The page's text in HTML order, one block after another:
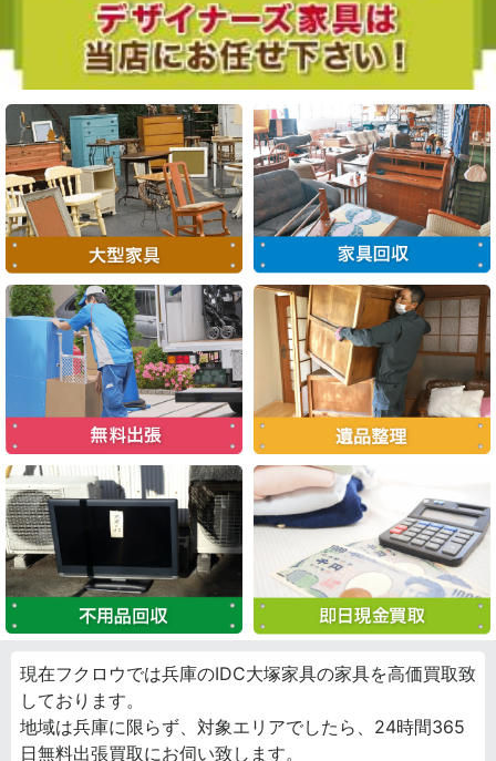
現在フクロウでは兵庫のIDC大塚家具の家具を高価買取致
しております。
地域は兵庫に限らず、対象エリアでしたら、24時間365
日無料出張買取にお伺い致します。